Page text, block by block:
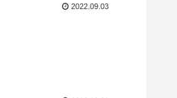
2022.09.03